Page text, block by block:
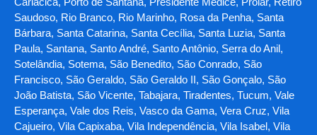
Saudoso, Rio Branco, Rio Marinho, Rosa da Penha, Santa
Bárbara, Santa Catarina, Santa Cecília, Santa Luzia, Santa
Paula, Santana, Santo André, Santo Antônio, Serra do Anil,
Sotelândia, Sotema, São Benedito, São Conrado, São
Francisco, São Geraldo, São Geraldo II, São Gonçalo, São
João Batista, São Vicente, Tabajara, Tiradentes, Tucum, Vale
Esperança, Vale dos Reis, Vasco da Gama, Vera Cruz, Vila
Cajueiro, Vila Capixaba, Vila Independência, Vila Isabel, Vila